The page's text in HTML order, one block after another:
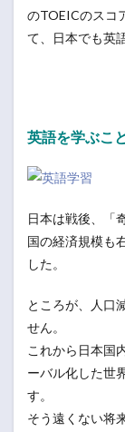
のTOEICのスコ
て、日本でも英
英語を学ぶこ
日本は戦後、「
国の経済規模も
した。
ところが、人口
せん。
これから日本国
ーバル化した世
す。
そう遠くない将